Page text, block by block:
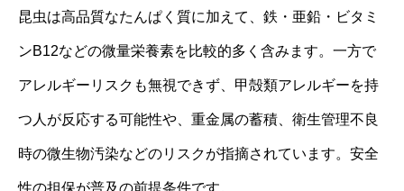
昆虫は高品質なたんぱく質に加えて、鉄・亜鉛・ビタミ
ンB12などの微量栄養素を比較的多く含みます。一方で
アレルギーリスクも無視できず、甲殻類アレルギーを持
つ人が反応する可能性や、重金属の蓄積、衛生管理不良
時の微生物汚染などのリスクが指摘されています。安全